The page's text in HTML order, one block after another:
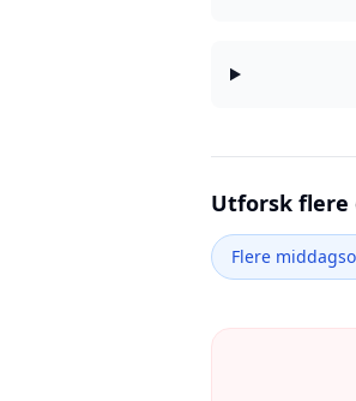
Utforsk
Flere